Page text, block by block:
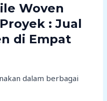
Woven
: Jual
di Empat
dalam berbagai